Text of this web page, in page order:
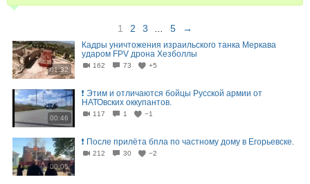
1 2 3 5 →
01:32
Кадры уничтожения израильского танка Меркава
ударом FPV дрона Хезболлы
162 73 +5
00:46
❗ Этим и отличаются бойцы Русской армии от
НАТОвских оккупантов.
117 1 −1
00:05
❗️ После прилёта бпла по частному дому в Егорьевске.
212 30 −2